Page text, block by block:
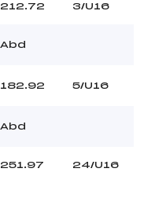
212.72 3/U16
Abd
182.92 5/U16
Abd
251.97 24/U16